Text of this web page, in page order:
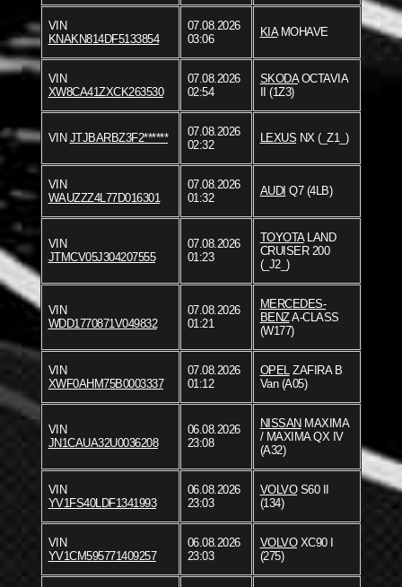
VIN
KNAKN814DF5133854
07.08.2026
03:06
KIAMOHAVE
VIN
XW8CA41ZXCK263530
07.08.2026
02:54
SKODAOCTAVIA
II (1Z3)
VIN JTJBARBZ3F2******
07.08.2026
02:32
LEXUS NX (_Z1_)
VIN
WAUZZZ4L77D016301
07.08.2026
01:32
AUDI Q7 (4LB)
VIN
JTMCV05J304207555
07.08.2026
01:23
TOYOTALAND
CRUISER 200
(_J2_)
VIN
WDD1770871V049832
07.08.2026
01:21
MERCEDES-
BENZA-CLASS
(W177)
VIN
XWF0AHM75B0003337
07.08.2026
01:12
OPELZAFIRA B
Van (A05)
VIN
JN1CAUA32U0036208
06.08.2026
23:08
NISSAN MAXIMA
/ MAXIMA QX IV
(A32)
VIN
YV1FS40LDF1341993
06.08.2026
23:03
VOLVOS60 II
(134)
VIN
YV1CM595771409257
06.08.2026
23:03
VOLVOXC90 I
(275)